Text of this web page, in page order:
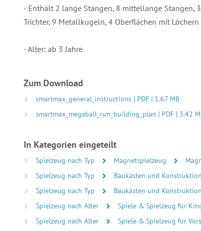
- Enthält 2 lange Stangen, 8 mittellange Stangen,
Trichter, 9 Metallkugeln, 4 Oberflächen mit
- Alter: ab 3 Jahre
Zum Download
smartmax_general_instructions | PDF | 1.67 MB
smartmax_megaball_run_building_plan | PDF | 3.42
In Kategorien eingeteilt
Spielzeug nach Typ Magnetspielzeug
Spielzeug nach Typ
Baukästen und
Spielzeug nach Typ
Baukästen und
Spielzeug nach Alter
Spiele & Spielzeug für
Spielzeug nach Alter
Spiele & Spielzeug für